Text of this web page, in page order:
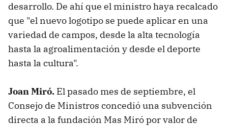
desarrollo. De ahí que el ministro haya recalcado
que "el nuevo logotipo se puede aplicar en una
variedad de campos, desde la alta tecnología
hasta la agroalimentación y desde el deporte
hasta la cultura".
Joan Miró. El pasado mes de septiembre, el
Consejo de Ministros concedió una subvención
directa a la fundación Mas Miró por valor de